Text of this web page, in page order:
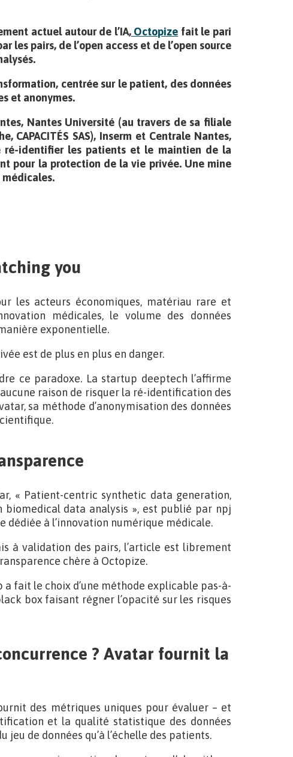
actuel autour de l’IA,Octopize fait le pari
les pairs, de l’open access et de l’open source
centrée sur le patient, des données
et anonymes.
Nantes Université (au travers de sa filiale
CAPACITÉS SAS), Inserm et Centrale Nantes,
ré-identifier les patients et le maintien de la
pour la protection de la vie privée. Une mine
médicales.
you
les acteurs économiques, matériau rare et
médicales, le volume des données
exponentielle.
est de plus en plus en danger.
ce paradoxe. La startup deeptech l’affirme
aucune raison de risquer la ré-identification des
sa méthode d’anonymisation des données
« Patient-centric synthetic data generation,
data analysis », est publié par npj
dédiée à l’innovation numérique médicale.
à validation des pairs, l’article est librement
chère à Octopize.
a fait le choix d’une méthode explicable pas-à-
box faisant régner l’opacité sur les risques
? Avatar fournit la
des métriques uniques pour évaluer – et
et la qualité statistique des données
jeu de données qu’à l’échelle des patients.